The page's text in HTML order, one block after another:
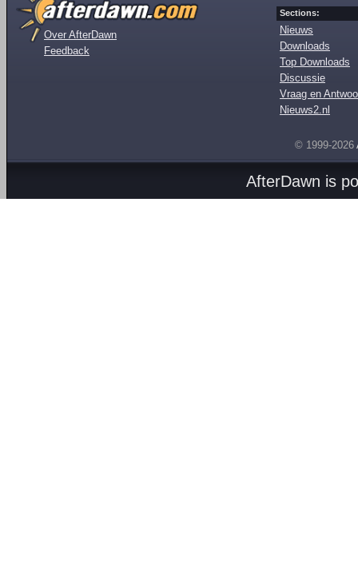
Over AfterDawn
Feedback
Sections:
Nieuws
Downloads
Top Downloads
Discussie
Vraag en
Nieuws2.nl
© 1999-2026
AfterDawn is